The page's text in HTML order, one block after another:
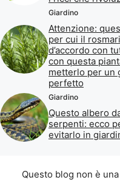
Giardino
Attenzione:
per cui il
d’accordo con
con questa
metterlo per un
perfetto
Giardino
Questo albero
serpenti: ecco
evitarlo in
Questo blog non è